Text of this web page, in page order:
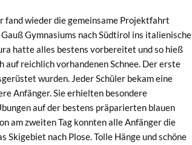
fand wieder die gemeinsame Projektfahrt
Gymnasiums nach Südtirol ins italienische
hatte alles bestens vorbereitet und so hieß
auf reichlich vorhandenen Schnee. Der erste
wurden. Jeder Schüler bekam eine
Anfänger. Sie erhielten besondere
auf der bestens präparierten blauen
am zweiten Tag konnten alle Anfänger die
nach Plose. Tolle Hänge und schöne